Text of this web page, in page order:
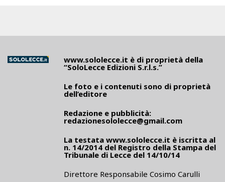
www.sololecce.it è di proprietà della
“SoloLecce Edizioni S.r.l.s.”
Le foto e i contenuti sono di proprietà
dell’editore
Redazione e pubblicità:
redazionesololecce@gmail.com
La testata www.sololecce.it è iscritta al
n. 14/2014 del Registro della Stampa del
Tribunale di Lecce del 14/10/14
Direttore Responsabile Cosimo Carulli